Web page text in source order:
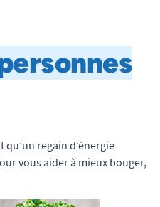
qu’un regain d’énergie
vous aider à mieux bouger,